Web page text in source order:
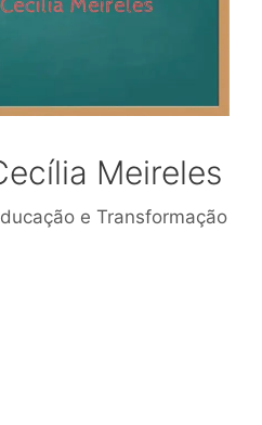
Meireles
e Transformação